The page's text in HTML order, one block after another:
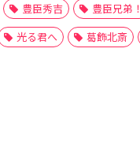
豊臣秀吉
豊臣兄弟！
光る君へ
葛飾北斎